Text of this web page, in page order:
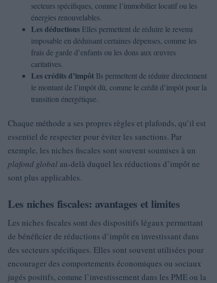
secteurs spécifiques, comme l’immobilier locatif ou les
énergies renouvelables.
Les déductions Elles permettent de réduire le revenu
imposable en déduisant certaines dépenses, comme les
frais de garde d’enfants ou les dons aux œuvres
caritatives.
Les crédits d’impôt Ils permettent de réduire directement
le montant de l’impôt dû, comme le crédit d’impôt pour la
transition énergétique.
Chaque méthode a ses propres règles et plafonds, qu’il est
essentiel de respecter pour éviter les sanctions. Par
exemple, les niches fiscales sont souvent soumises à un
plafond global au-delà duquel les réductions d’impôt ne
sont plus applicables.
Les niches fiscales: avantages et limites
Les niches fiscales sont des dispositifs légaux permettant
de bénéficier de réductions d’impôt en investissant dans
des secteurs spécifiques. Elles sont souvent utilisées pour
encourager des comportements économiques ou sociaux
jugés positifs, comme l’investissement dans les PME ou la